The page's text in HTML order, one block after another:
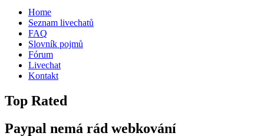
Home
Seznam livechatů
FAQ
Slovník pojmů
Fórum
Livechat
Kontakt
Top Rated
Paypal nemá rád webkování